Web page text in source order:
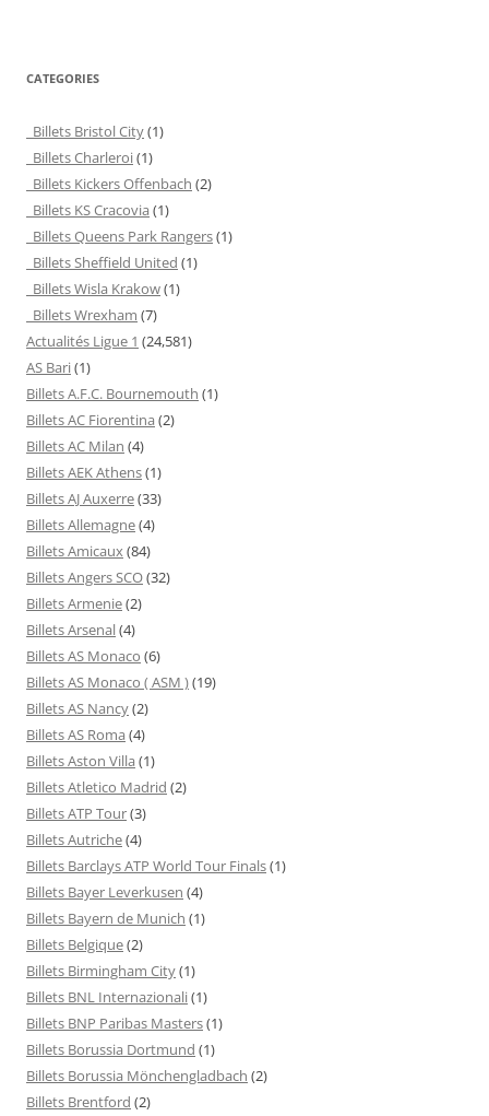
CATEGORIES
Billets Bristol City(1)
Billets Charleroi(1)
Billets Kickers Offenbach (2)
Billets KS Cracovia (1)
Billets Queens Park Rangers(1)
Billets Sheffield United (1)
Billets Wisla Krakow(1)
Billets Wrexham (7)
Actualités Ligue 1 (24,581)
AS Bari(1)
Billets A.F.C. Bournemouth (1)
Billets AC Fiorentina (2)
Billets AC Milan (4)
Billets AEK Athens(1)
Billets AJ Auxerre(33)
Billets Allemagne(4)
Billets Amicaux(84)
Billets Angers SCO(32)
Billets Armenie(2)
Billets Arsenal(4)
Billets AS Monaco (6)
Billets AS Monaco ( ASM )(19)
Billets AS Nancy(2)
Billets AS Roma (4)
Billets Aston Villa (1)
Billets Atletico Madrid (2)
Billets ATP Tour(3)
Billets Autriche(4)
Billets Barclays ATP World Tour Finals(1)
Billets Bayer Leverkusen (4)
Billets Bayern de Munich (1)
Billets Belgique(2)
Billets Birmingham City(1)
Billets BNL Internazionali(1)
Billets BNP Paribas Masters(1)
Billets Borussia Dortmund (1)
Billets Borussia Mönchengladbach (2)
Billets Brentford (2)